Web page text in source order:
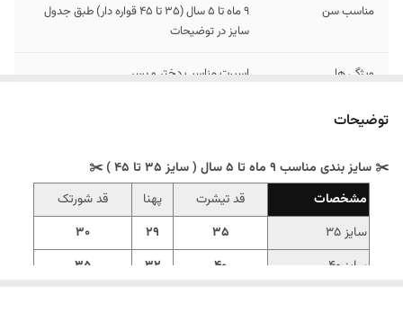
مناسب سن
9 ماه تا 5 سال (35 تا 45 قواره دار) طبق جدول
سایز در توضیحات
ویژگی ها اسپرت مناسب دختر و پسر
توضیحات
✂️ سایز بندی مناسب 9 ماه تا 5 سال ( سایز 35 تا 45 ) ✂️
مشخصات
قد تیشرت پهنا
قد شورتک
سایز 35
35
29
30
سایز 40
40
32
35